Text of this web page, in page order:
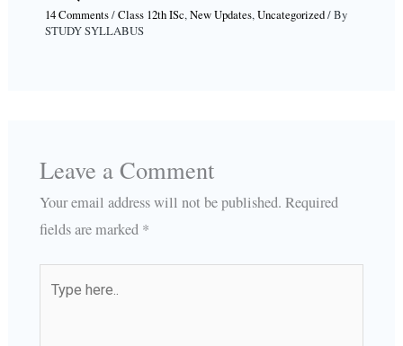
14 Comments/Class 12th ISc,New Updates,Uncategorized/ By
STUDY SYLLABUS
Leave a Comment
Your email address will not be published. Required
fields are marked *
here..